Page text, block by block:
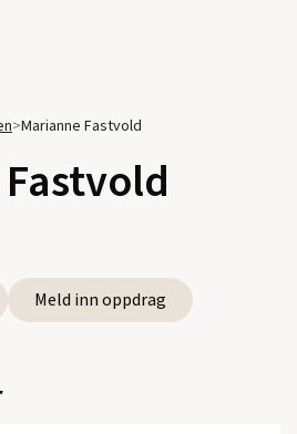
>Marianne Fastvold
Meld inn oppdrag